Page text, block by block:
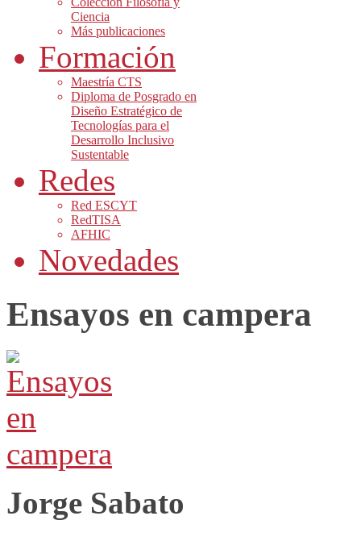
Ciencia
Más publicaciones
Formación
Maestría CTS
Diploma de Posgrado en
Diseño Estratégico de
Tecnologías para el
Desarrollo Inclusivo
Sustentable
Redes
Red ESCYT
RedTISA
AFHIC
Novedades
Ensayos en campera
Jorge Sabato